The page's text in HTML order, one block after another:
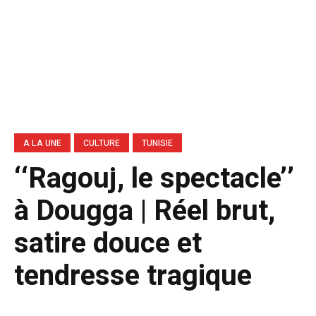
A LA UNE CULTURE TUNISIE
‘‘Ragouj, le spectacle’’
à Dougga | Réel brut,
satire douce et
tendresse tragique